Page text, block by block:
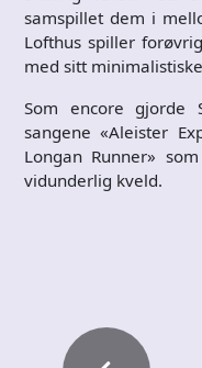
samspillet dem i
Lofthus spiller
med sitt
Som encore gjorde
sangene «Aleister
Longan Runner»
vidunderlig kveld.